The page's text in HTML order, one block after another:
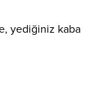
yediğiniz kaba